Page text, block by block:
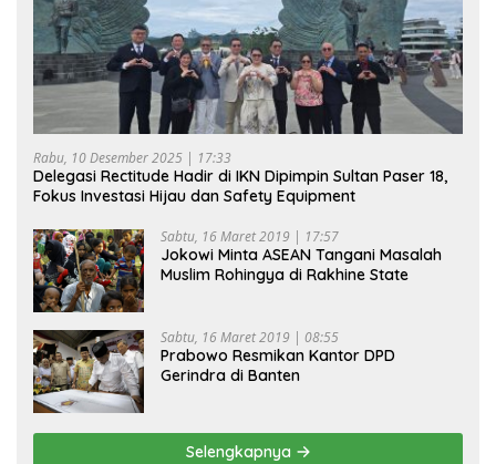
Rabu, 10 Desember 2025 | 17:33
Delegasi Rectitude Hadir di IKN Dipimpin Sultan Paser 18,
Fokus Investasi Hijau dan Safety Equipment
Sabtu, 16 Maret 2019 | 17:57
Jokowi Minta ASEAN Tangani Masalah
Muslim Rohingya di Rakhine State
Sabtu, 16 Maret 2019 | 08:55
Prabowo Resmikan Kantor DPD
Gerindra di Banten
Selengkapnya